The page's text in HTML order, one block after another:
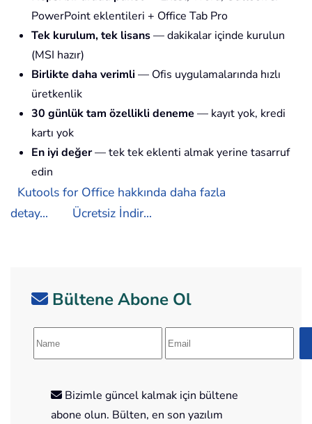
PowerPoint eklentileri + Office Tab Pro
Tek kurulum, tek lisans— dakikalar içinde kurulun
(MSI hazır)
Birlikte daha verimli — Ofis uygulamalarında hızlı
üretkenlik
30 günlük tam özellikli deneme — kayıt yok, kredi
kartı yok
En iyi değer— tek tek eklenti almak yerine tasarruf
edin
Kutools for Office hakkında daha fazla
detay...
Ücretsiz İndir...
Bültene Abone Ol
Bizimle güncel kalmak için bültene
abone olun. Bülten, en son yazılım